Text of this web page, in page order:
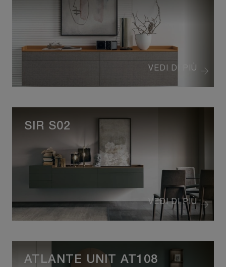
VEDI DI PIÙ
VEDI DI PIÙ
SIR S02
ATLANTE UNIT AT108